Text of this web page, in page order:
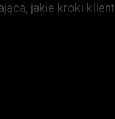
jakie kroki